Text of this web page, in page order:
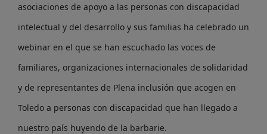
asociaciones de apoyo a las personas con discapacidad
intelectual y del desarrollo y sus familias ha celebrado un
webinar en el que se han escuchado las voces de
familiares, organizaciones internacionales de solidaridad
y de representantes de Plena inclusión que acogen en
Toledo a personas con discapacidad que han llegado a
nuestro país huyendo de la barbarie.